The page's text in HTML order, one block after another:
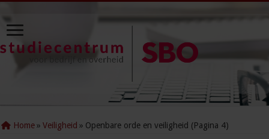
Home » Veiligheid » Openbare orde en veiligheid (Pagina 4)